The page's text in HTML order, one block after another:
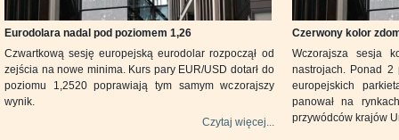
Eurodolara nadal pod poziomem 1,26
Czwartkową sesję europejską eurodolar rozpoczął od
zejścia na nowe minima. Kurs pary EUR/USD dotarł do
poziomu 1,2520 poprawiają tym samym wczorajszy
wynik.
Czytaj więcej...
Czerwony kolor
Wczorajsza sesja
nastrojach. Ponad 2
europejskich
panował na
przywódców krajów